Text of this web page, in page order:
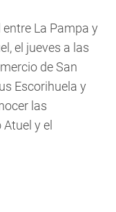
La Pampa y
el jueves a las
de San
Escorihuela y
las
y el